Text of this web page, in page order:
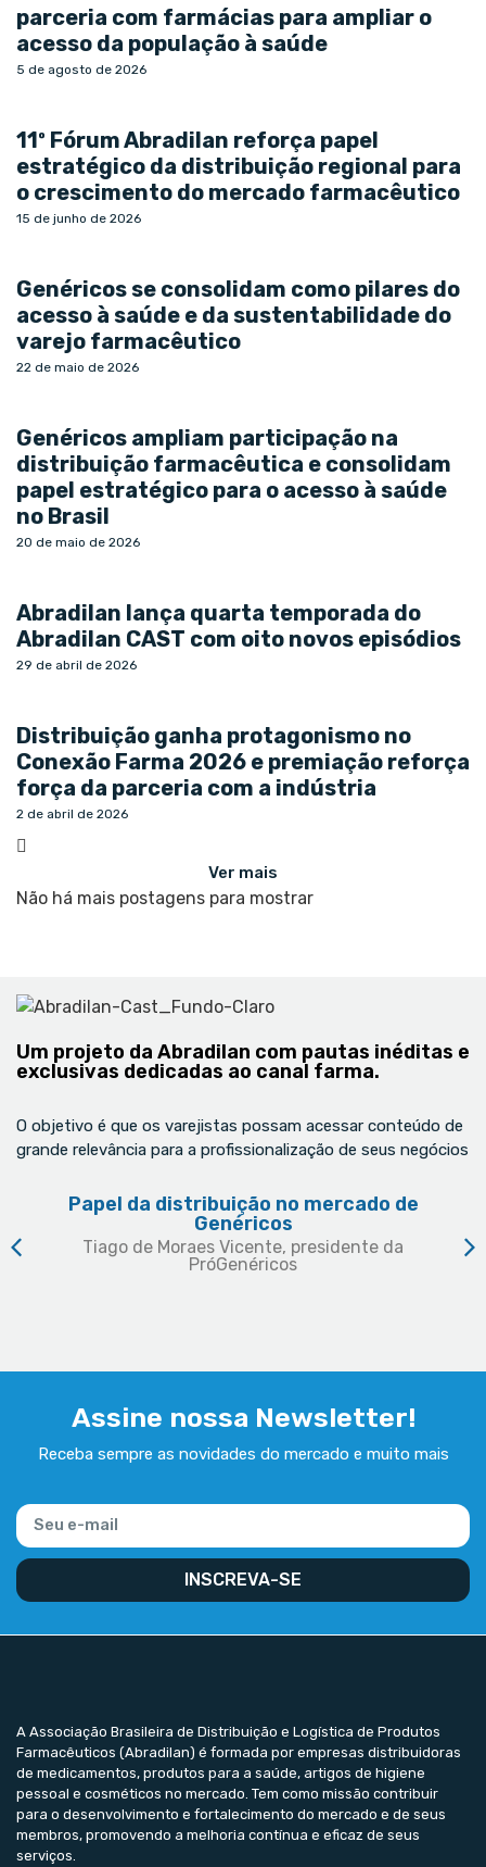
parceria com farmácias para ampliar o
acesso da população à saúde
5 de agosto de 2026
11º Fórum Abradilan reforça papel
estratégico da distribuição regional para
o crescimento do mercado farmacêutico
15 de junho de 2026
Genéricos se consolidam como pilares do
acesso à saúde e da sustentabilidade do
varejo farmacêutico
22 de maio de 2026
Genéricos ampliam participação na
distribuição farmacêutica e consolidam
papel estratégico para o acesso à saúde
no Brasil
20 de maio de 2026
Abradilan lança quarta temporada do
Abradilan CAST com oito novos episódios
29 de abril de 2026
Distribuição ganha protagonismo no
Conexão Farma 2026 e premiação reforça
força da parceria com a indústria
2 de abril de 2026
Ver mais
Não há mais postagens para mostrar
Um projeto da Abradilan com pautas inéditas e
exclusivas dedicadas ao canal farma.
O objetivo é que os varejistas possam acessar conteúdo de
grande relevância para a profissionalização de seus negócios
Papel da distribuição no mercado de
Genéricos
Tiago de Moraes Vicente, presidente da
PróGenéricos
Assine nossa Newsletter!
Receba sempre as novidades do mercado e muito mais
INSCREVA-SE
A Associação Brasileira de Distribuição e Logística de Produtos
Farmacêuticos (Abradilan) é formada por empresas distribuidoras
de medicamentos, produtos para a saúde, artigos de higiene
pessoal e cosméticos no mercado. Tem como missão contribuir
para o desenvolvimento e fortalecimento do mercado e de seus
membros, promovendo a melhoria contínua e eficaz de seus
serviços.